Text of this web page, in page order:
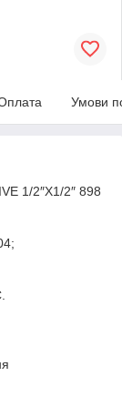
Умови
1/2″X1/2″ 898